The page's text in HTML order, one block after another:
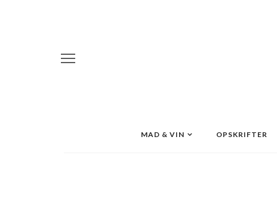
MAD & VIN OPSKRIFTER